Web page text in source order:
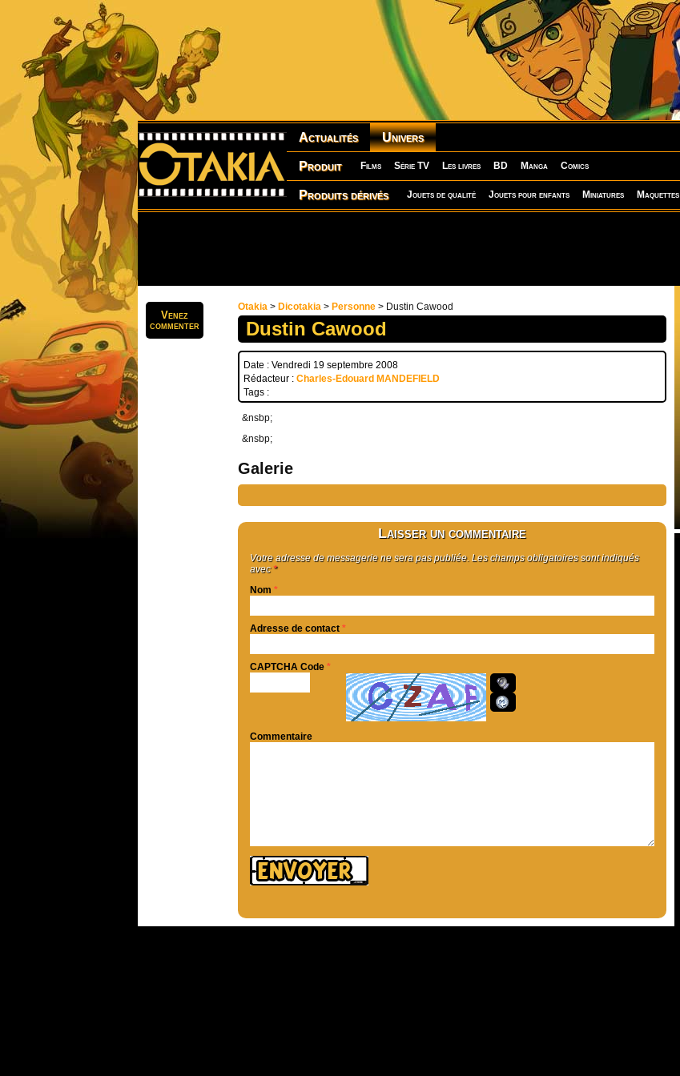
Actualités Univers
Produit Films Série TV Les livres BD Manga Comics
Produits dérivés Jouets de qualité Jouets pour enfants Miniatures Maquettes
Venez
commenter
Otakia > Dicotakia > Personne > Dustin Cawood
Dustin Cawood
Date : Vendredi 19 septembre 2008
Rédacteur : Charles-Edouard MANDEFIELD
Tags :
&nsbp;
&nsbp;
Galerie
Laisser un commentaire
Votre adresse de messagerie ne sera pas publiée. Les champs obligatoires sont indiqués
avec*
Nom *
Adresse de contact *
CAPTCHA Code *
Commentaire